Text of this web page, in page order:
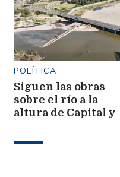
POLÍTICA
Siguen las obras
sobre el río a la
altura de Capital y